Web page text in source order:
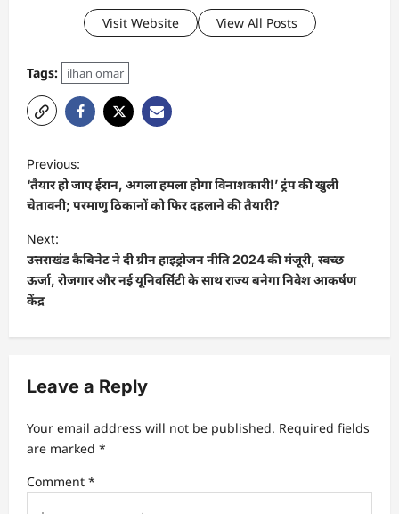
Visit Website View All Posts
Tags: ilhan omar
Previous:
‘तैयार हो जाए ईरान, अगला हमला होगा विनाशकारी!’ ट्रंप की खुली
चेतावनी; परमाणु ठिकानों को फिर दहलाने की तैयारी?
Next:
उत्तराखंड कैबिनेट ने दी ग्रीन हाइड्रोजन नीति 2024 की मंजूरी, स्वच्छ
ऊर्जा, रोजगार और नई यूनिवर्सिटी के साथ राज्य बनेगा निवेश आकर्षण
केंद्र
Leave a Reply
Your email address will not be published. Required fields
are marked *
Comment *